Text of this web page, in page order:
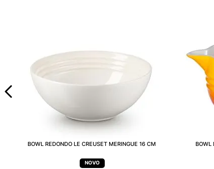
BOWL REDONDO LE CREUSET MERINGUE 16 CM BOWL